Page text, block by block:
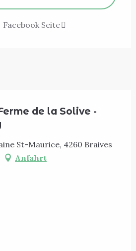
Facebook Seite
de la Solive -
St-Maurice, 4260 Braives
Anfahrt